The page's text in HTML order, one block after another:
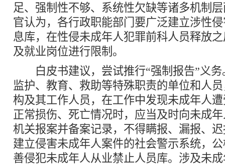
足、强制性不够、系统性欠缺等诸多机制
官认为，各行政职能部门要广泛建立涉性
息库，在性侵未成年人犯罪前科人员释放
及就业岗位进行限制。
白皮书建议，尝试推行“强制报告”义务
监护、教育、救助等特殊职责的单位和人
构及其工作人员，在工作中发现未成年人
正常损伤、死亡情况时，应当及时向未成
机关报案并备案记录，不得瞒报、漏报、
建立侵害未成年人案件的社会警示系统，
善侵犯未成年人从业禁止人员库。涉及未